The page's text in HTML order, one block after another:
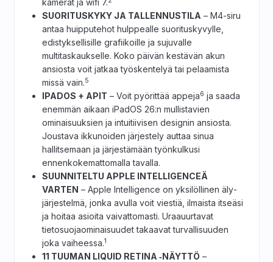
kamerat ja wifi 7.
SUORITUSKYKY JA TALLENNUSTILA – M4-siru
antaa huipputehot hulppealle suoritus­kyvylle,
edistyksellisille grafiikoille ja sujuvalle
multitaskaukselle. Koko päivän kestävän akun
ansiosta voit jatkaa työskentelyä tai pelaamista
missä vain.5
IPADOS + APIT – Voit pyörittää appeja6 ja saada
enemmän aikaan iPadOS 26:n mullistavien
ominaisuuksien ja intuitiivisen designin ansiosta.
Joustava ikkunoiden järjestely auttaa sinua
hallitsemaan ja järjestämään työnkulkusi
ennenkokemattomalla tavalla.
SUUNNITELTU APPLE INTELLIGENCEÄ
VARTEN – Apple Intelligence on yksilöllinen äly­
järjestelmä, jonka avulla voit viestiä, ilmaista itseäsi
ja hoitaa asioita vaivattomasti. Uraa­uurtavat
tietosuoja­ominaisuudet takaavat turvallisuuden
joka vaiheessa.1
11 TUUMAN LIQUID RETINA ‑NÄYTTÖ –